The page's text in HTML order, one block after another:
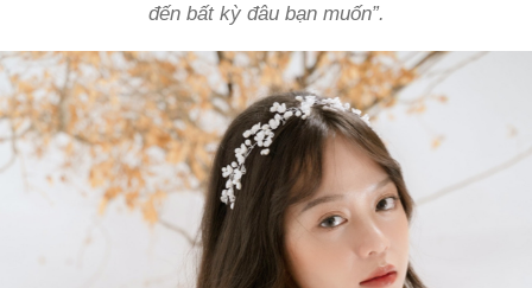
đến bất kỳ đâu bạn muốn”.